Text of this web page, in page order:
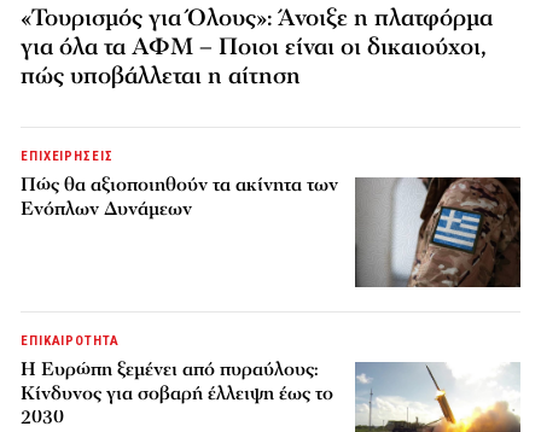
«Τουρισμός για Όλους»: Άνοιξε η πλατφόρμα
για όλα τα ΑΦΜ – Ποιοι είναι οι δικαιούχοι,
πώς υποβάλλεται η αίτηση
ΕΠΙΧΕΙΡΗΣΕΙΣ
Πώς θα αξιοποιηθούν τα ακίνητα των
Ενόπλων Δυνάμεων
ΕΠΙΚΑΙΡΟΤΗΤΑ
H Ευρώπη ξεμένει από πυραύλους:
Κίνδυνος για σοβαρή έλλειψη έως το
2030